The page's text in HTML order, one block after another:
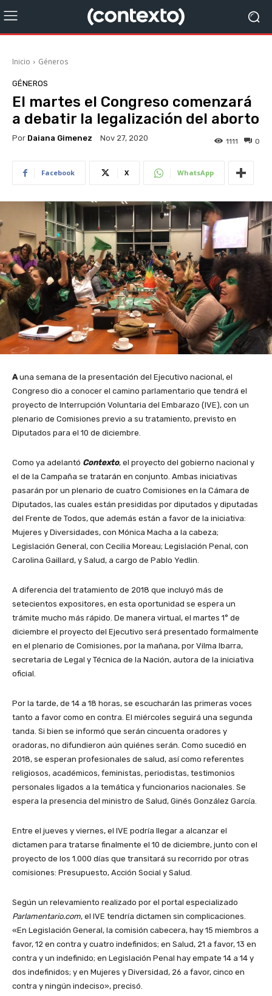
Inicio Géneros
GÉNEROS
El martes el Congreso comenzará
a debatir la legalización del aborto
Por Daiana Gimenez Nov 27, 2020 0
1111
Facebook X WhatsApp
Auna semana de la presentación del Ejecutivo nacional, el
Congreso dio a conocer el camino parlamentario que tendrá el
proyecto de Interrupción Voluntaria del Embarazo (IVE), con un
plenario de Comisiones previo a su tratamiento, previsto en
Diputados para el 10 de diciembre.
Como ya adelantó Contexto, el proyecto del gobierno nacional y
el de la Campaña se tratarán en conjunto. Ambas iniciativas
pasarán por un plenario de cuatro Comisiones en la Cámara de
Diputados, las cuales están presididas por diputados y diputadas
del Frente de Todos, que además están a favor de la iniciativa:
Mujeres y Diversidades, con Mónica Macha a la cabeza;
Legislación General, con Cecilia Moreau; Legislación Penal, con
Carolina Gaillard, y Salud, a cargo de Pablo Yedlin.
A diferencia del tratamiento de 2018 que incluyó más de
setecientos expositores, en esta oportunidad se espera un
trámite mucho más rápido. De manera virtual, el martes 1° de
diciembre el proyecto del Ejecutivo será presentado formalmente
en el plenario de Comisiones, por la mañana, por Vilma Ibarra,
secretaria de Legal y Técnica de la Nación, autora de la iniciativa
oficial.
Por la tarde, de 14 a 18 horas, se escucharán las primeras voces
tanto a favor como en contra. El miércoles seguirá una segunda
tanda. Si bien se informó que serán cincuenta oradores y
oradoras, no difundieron aún quiénes serán. Como sucedió en
2018, se esperan profesionales de salud, así como referentes
religiosos, académicos, feministas, periodistas, testimonios
personales ligados a la temática y funcionarios nacionales. Se
espera la presencia del ministro de Salud, Ginés González García.
Entre el jueves y viernes, el IVE podría llegar a alcanzar el
dictamen para tratarse finalmente el 10 de diciembre, junto con el
proyecto de los 1.000 días que transitará su recorrido por otras
comisiones: Presupuesto, Acción Social y Salud.
Según un relevamiento realizado por el portal especializado
Parlamentario.com, el IVE tendría dictamen sin complicaciones.
«En Legislación General, la comisión cabecera, hay 15 miembros a
favor, 12 en contra y cuatro indefinidos; en Salud, 21 a favor, 13 en
contra y un indefinido; en Legislación Penal hay empate 14 a 14 y
dos indefinidos; y en Mujeres y Diversidad, 26 a favor, cinco en
contra y ningún indeciso», precisó.